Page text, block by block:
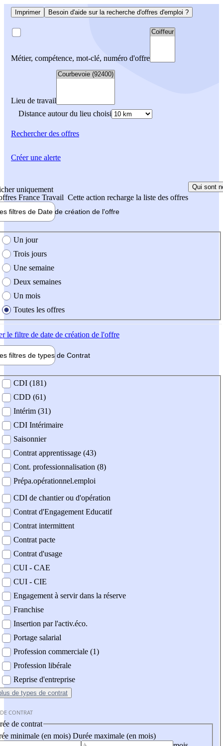
Imprimer Besoin d'aide sur la recherche d'offres d'emploi ?
Métier, compétence, mot-clé, numéro d'offre
Lieu de travail
Distance autour du lieu choisi
Rechercherdes offres
uniquement
France Travail Cette action recharge la liste des offres
Qui sont
filtres de Date de création de l'offre
création de l'offre
Un jour
Trois jours
Une semaine
Deux semaines
Un mois
Toutes les offres
le filtre de date de création de l'offre
filtres de types de Contrat
contrat
CDI (181)
CDD (61)
Intérim (31)
CDI Intérimaire
Saisonnier
Contrat apprentissage (43)
Cont. professionnalisation (8)
Prépa.opérationnel.emploi
CDI de chantier ou d'opération
Contrat d'Engagement Educatif
Contrat intermittent
Contrat pacte
Contrat d'usage
CUI - CAE
CUI - CIE
Engagement à servir dans la réserve
Franchise
Insertion par l'activ.éco.
Portage salarial
Profession commerciale (1)
Profession libérale
Reprise d'entreprise
de types de contrat
CONTRAT
de contrat
minimale (en mois) Durée maximale (en mois)
Créer une alerte